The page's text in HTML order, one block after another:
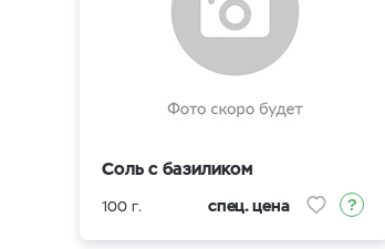
Соль с базиликом
100 г. спец. цена